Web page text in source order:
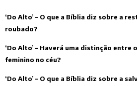
‘Do Alto’ – O que a Bíblia diz sobre a
roubado?
‘Do Alto’ – Haverá uma distinção entre
feminino no céu?
‘Do Alto’ – O que a Bíblia diz sobre a